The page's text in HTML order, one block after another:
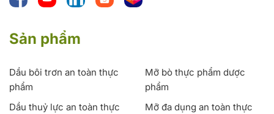
Sản phẩm
Dầu bôi trơn an toàn thực
phẩm
Mỡ bò thực phẩm dược
phẩm
Dầu thuỷ lực an toàn thực
Mỡ đa dụng an toàn thực